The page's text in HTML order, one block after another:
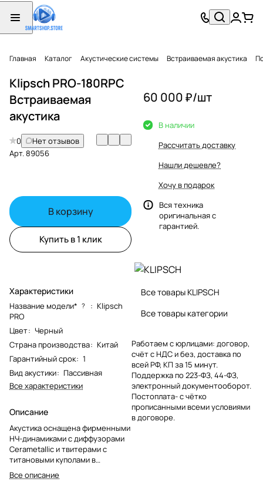
Главная Каталог Акустические системы Встраиваемая акустика
Klipsch PRO-180RPC
Встраиваемая
акустика
0
Нет отзывов
Арт.89056
В корзину
Купить в 1 клик
Характеристики
Название модели* ? : Klipsch
PRO
Цвет: Черный
Страна производства: Китай
Гарантийный срок: 1
Вид акустики: Пассивная
Все характеристики
Описание
Акустика оснащена фирменными
НЧ-динамиками с диффузорами
Cerametallic и твитерами с
титановыми куполами в
запатентованных рупорах
Tractrix. Это обеспечивает
Все описание
60 000 ₽/шт
В наличии
Рассчитать доставку
Нашли дешевле?
Хочу в подарок
Вся техника
оригинальная с
гарантией.
Все товары KLIPSCH
Все товары категории
Работаем с юрлицами: договор,
счёт с НДС и без, доставка по
всей РФ, КП за 15 минут.
Поддержка по 223-ФЗ, 44-ФЗ,
электронный документооборот.
Постоплата- с чётко
прописанными всеми условиями
в договоре.